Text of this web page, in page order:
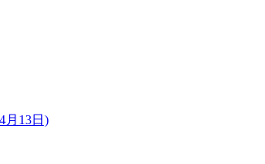
月13日)